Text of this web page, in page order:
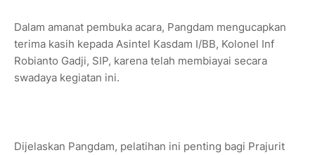
Dalam amanat pembuka acara, Pangdam mengucapkan
terima kasih kepada Asintel Kasdam I/BB, Kolonel Inf
Robianto Gadji, SIP, karena telah membiayai secara
swadaya kegiatan ini.
Dijelaskan Pangdam, pelatihan ini penting bagi Prajurit